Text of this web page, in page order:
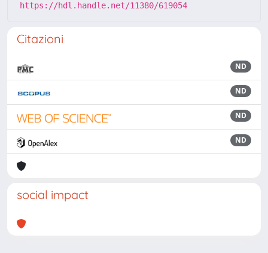
https://hdl.handle.net/11380/619054
Citazioni
ND
ND
ND
ND
social impact